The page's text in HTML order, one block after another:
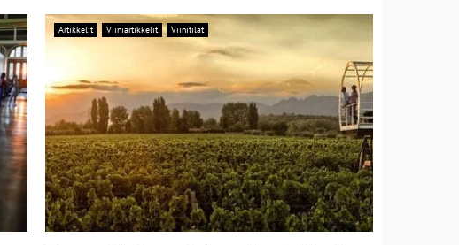
Artikkelit Viiniartikkelit Viinitilat